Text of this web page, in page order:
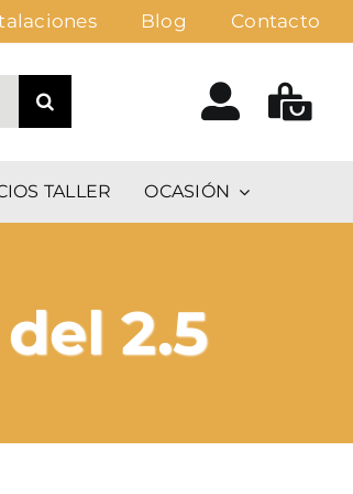
Blog Contacto
TALLER OCASIÓN
2.5